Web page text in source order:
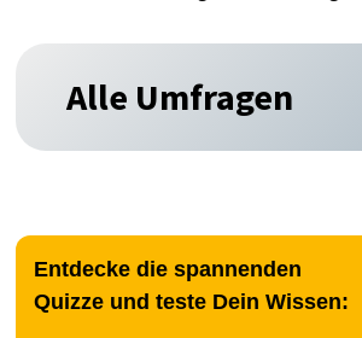
Alle Umfragen
Entdecke die spannenden
Quizze und teste Dein Wissen: